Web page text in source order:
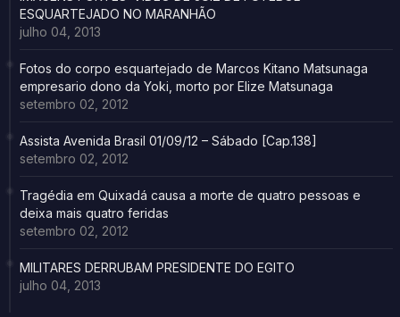
ESQUARTEJADO NO MARANHÃO
julho 04, 2013
Fotos do corpo esquartejado de Marcos Kitano Matsunaga
empresario dono da Yoki, morto por Elize Matsunaga
setembro 02, 2012
Assista Avenida Brasil 01/09/12 – Sábado [Cap.138]
setembro 02, 2012
Tragédia em Quixadá causa a morte de quatro pessoas e
deixa mais quatro feridas
setembro 02, 2012
MILITARES DERRUBAM PRESIDENTE DO EGITO
julho 04, 2013